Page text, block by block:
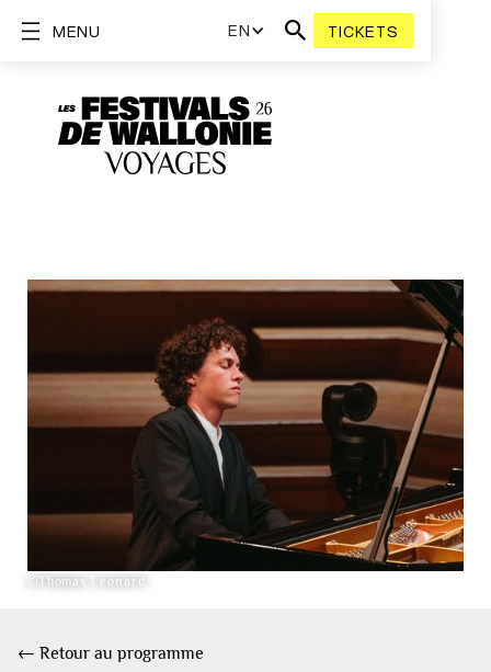
EN TICKETS
MENU
©Thomas Leonard
← Retour au programme